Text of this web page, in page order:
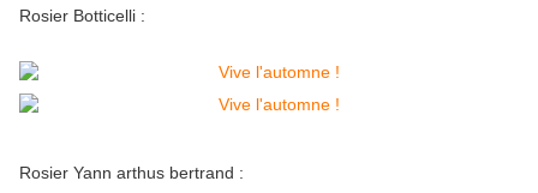
Rosier Botticelli :
Rosier Yann arthus bertrand :